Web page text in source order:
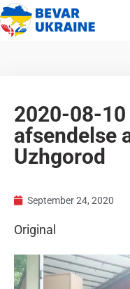
2020-08-
afsendelse
Uzhgorod
September 24, 2020
Original